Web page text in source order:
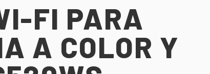
FI PARA
A COLOR Y